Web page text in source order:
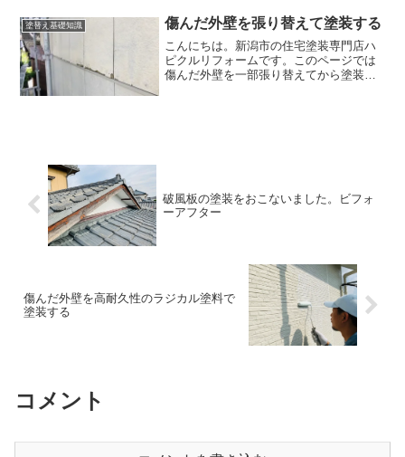
真を撮りましょう。今回は例として下の
家で試したいと思います。...
塗替え基礎知識 傷んだ外壁を張り替えて塗装する
こんにちは。新潟市の住宅塗装専門店ハ
ピクルリフォームです。このページでは
傷んだ外壁を一部張り替えてから塗装す
破風板の塗装をおこないました。ビフォ
ーアフター
傷んだ外壁を高耐久性のラジカル塗料で
塗装する
コメント